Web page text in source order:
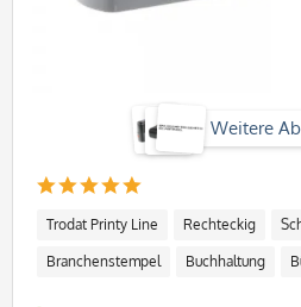
Weitere
Trodat Printy Line Rechteckig
Branchenstempel Buchhaltung